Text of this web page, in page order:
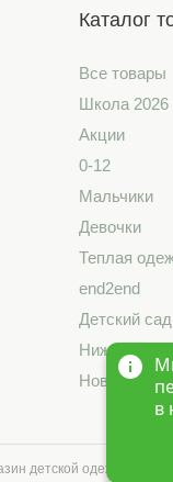
Каталог
Все товары
Школа 2026
Акции
0-12
Мальчики
Девочки
Теплая
end2end
Детский сад
Нижнее
Новинки
детской одежды
в